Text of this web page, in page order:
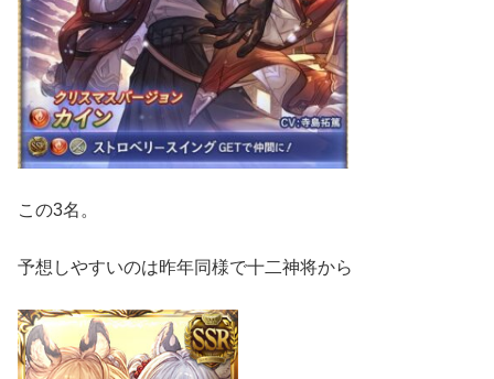
この3名。
予想しやすいのは昨年同様で十二神将から